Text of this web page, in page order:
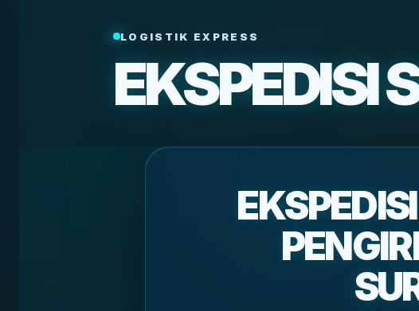
LOGISTIK EXPRESS
EKSPEDISI